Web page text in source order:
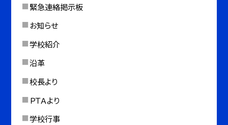
緊急連絡掲示板
お知らせ
学校紹介
沿革
校長より
ＰＴＡより
学校行事